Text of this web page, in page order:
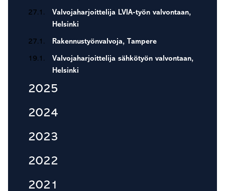
27.1.
Valvojaharjoittelija LVIA-työn valvontaan,
Helsinki
27.1. Rakennustyönvalvoja, Tampere
19.1.
Valvojaharjoittelija sähkötyön valvontaan,
Helsinki
2025
2024
2023
2022
2021